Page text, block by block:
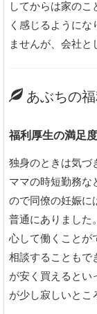
してからは家のこ
く感じるように
ませんが、会社と
あぶちの
福利厚生の満足
独身のときは気づ
ママの時短勤務な
ので同僚の妊娠に
普通にありました
心して働くことが
相談することもで
が安く買えるとい
が少し寂しいとこ